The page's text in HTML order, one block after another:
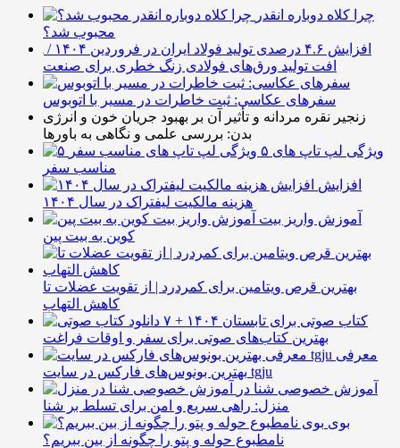
چرا کلاه دوباره انقدر
محبوب شد؟
افزایش ۴.۶ درصدی تولید فولاد ایران در فروردین ۱۴۰۴ /
افت تولید ورق‌های فولادی زنگ خطری برای صنعت
سفرهای عکاسی: ثبت خاطرات در مسیر با اتوبوس
زنجیر نقره مردانه و تأثیر آن بر بهبود جریان خون و انرژی
بدن: بررسی علمی و نگاهی به باورها
۵ ویژگی لپ تاپ های
مناسب سفر
افزایش
هزینه مالکیت لیفتراک در سال ۱۴۰۴
آموزش واریز بیت
کوین به بیت پین
بهترین قرص ویتامین برای کمردرد | از تقویت عضلات تا
کاهش التهاب
۷ کتاب صوتی برای تابستان ۱۴۰۴ +
بهترین کتاب‌های صوتی برای سفر و اوقات فراغت
معرفی
بهترین بونوس‌های فارکس در سایت tgju
آموزش خصوصی شنا در
منزل: راهی سریع و امن برای تسلط بر شنا
بوی
نامطبوع حوله و پتو را چگونه از بین ببریم؟